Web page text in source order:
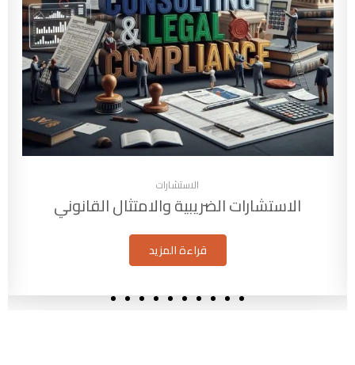
الاستشارات
الاستشارات الضريبية والامتثال القانوني
قراءة المزيد